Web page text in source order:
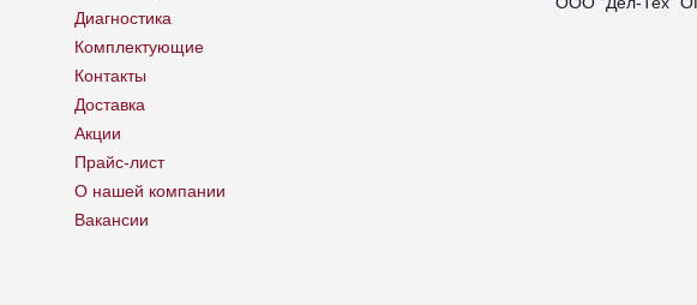
Диагностика
Комплектующие
Контакты
Доставка
Акции
Прайс-лист
О нашей компании
Вакансии